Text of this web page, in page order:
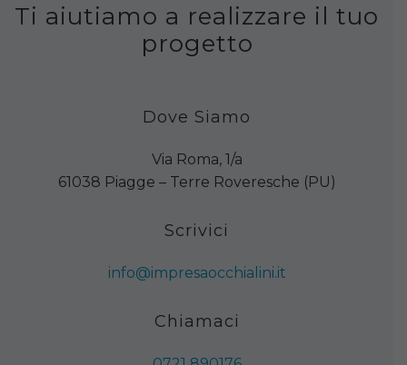
Ti aiutiamo a realizzare il tuo
progetto
Dove Siamo
Via Roma, 1/a
61038 Piagge – Terre Roveresche (PU)
Scrivici
info@impresaocchialini.it
Chiamaci